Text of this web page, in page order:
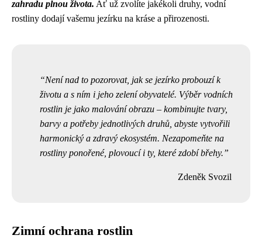
zahradu plnou života. Ať už zvolíte jakékoli druhy, vodní
rostliny dodají vašemu jezírku na kráse a přirozenosti.
Není nad to pozorovat, jak se jezírko probouzí k
životu a s ním i jeho zelení obyvatelé. Výběr vodních
rostlin je jako malování obrazu – kombinujte tvary,
barvy a potřeby jednotlivých druhů, abyste vytvořili
harmonický a zdravý ekosystém. Nezapomeňte na
rostliny ponořené, plovoucí i ty, které zdobí břehy.
Zdeněk Svozil
Zimní ochrana rostlin